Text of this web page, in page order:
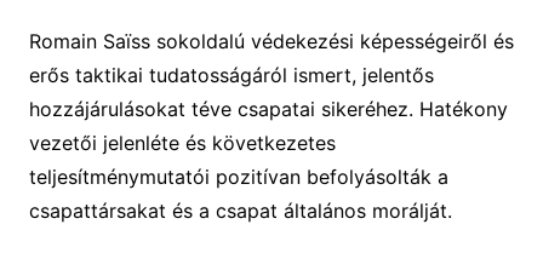
Romain Saïss sokoldalú védekezési képességeiről és
erős taktikai tudatosságáról ismert, jelentős
hozzájárulásokat téve csapatai sikeréhez. Hatékony
vezetői jelenléte és következetes
teljesítménymutatói pozitívan befolyásolták a
csapattársakat és a csapat általános morálját.